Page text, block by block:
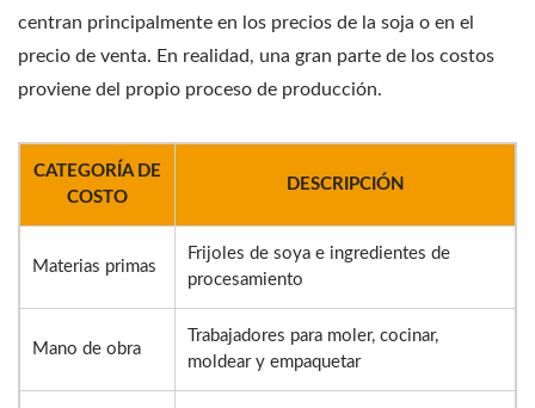
centran principalmente en los precios de la soja o en el
precio de venta. En realidad, una gran parte de los costos
proviene del propio proceso de producción.
CATEGORÍA DE
COSTO
DESCRIPCIÓN
Materias primas
Frijoles de soya e ingredientes de
procesamiento
Mano de obra
Trabajadores para moler, cocinar,
moldear y empaquetar